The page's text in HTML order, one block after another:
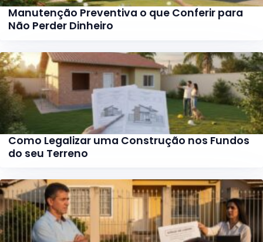
Manutenção Preventiva o que Conferir para
Não Perder Dinheiro
Como Legalizar uma Construção nos Fundos
do seu Terreno